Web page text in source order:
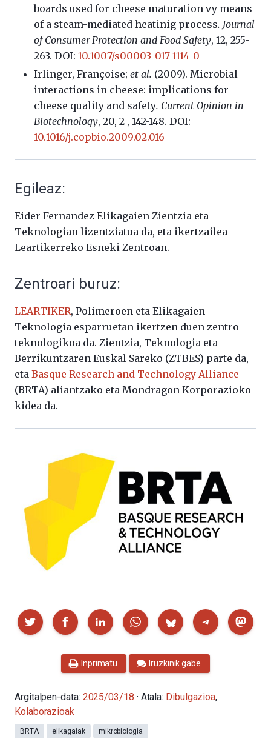
boards used for cheese maturation vy means
of a steam-mediated heatinig process. Journal
of Consumer Protection and Food Safety, 12, 255-
263. DOI: 10.1007/s00003-017-1114-0
Irlinger, Françoise; et al. (2009). Microbial
interactions in cheese: implications for
cheese quality and safety. Current Opinion in
Biotechnology, 20, 2 , 142-148. DOI:
10.1016/j.copbio.2009.02.016
Egileaz:
Eider Fernandez Elikagaien Zientzia eta
Teknologian lizentziatua da, eta ikertzailea
Leartikerreko Esneki Zentroan.
Zentroari buruz:
LEARTIKER, Polimeroen eta Elikagaien
Teknologia esparruetan ikertzen duen zentro
teknologikoa da. Zientzia, Teknologia eta
Berrikuntzaren Euskal Sareko (ZTBES) parte da,
eta Basque Research and Technology Alliance
(BRTA) aliantzako eta Mondragon Korporazioko
kidea da.
Partekatu
Inprimatu Iruzkinik gabe
Argitalpen-data: 2025/03/18 · Atala: Dibulgazioa,
Kolaborazioak
BRTA elikagaiak mikrobiologia